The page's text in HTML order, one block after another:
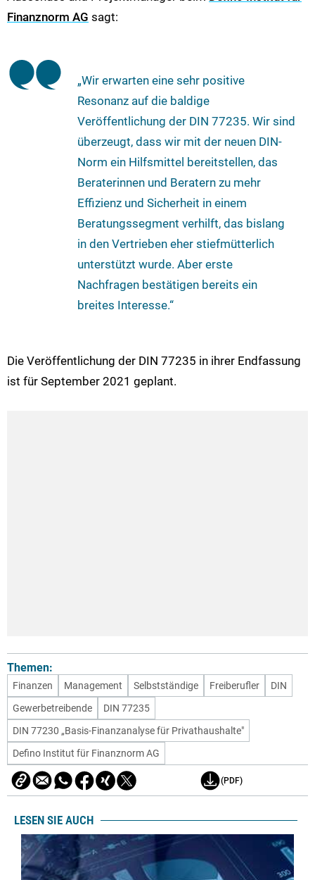
Finanznorm AG sagt:
„Wir erwarten eine sehr positive
Resonanz auf die baldige
Veröffentlichung der DIN 77235. Wir sind
überzeugt, dass wir mit der neuen DIN-
Norm ein Hilfsmittel bereitstellen, das
Beraterinnen und Beratern zu mehr
Effizienz und Sicherheit in einem
Beratungssegment verhilft, das bislang
in den Vertrieben eher stiefmütterlich
unterstützt wurde. Aber erste
Nachfragen bestätigen bereits ein
breites Interesse.“
Die Veröffentlichung der DIN 77235 in ihrer Endfassung
ist für September 2021 geplant.
Themen:
Finanzen Management Selbstständige Freiberufler
DIN
Gewerbetreibende
DIN 77235
DIN 77230 „Basis-Finanzanalyse für Privathaushalte"
Defino Institut für Finanznorm AG
(PDF)
LESEN SIE AUCH